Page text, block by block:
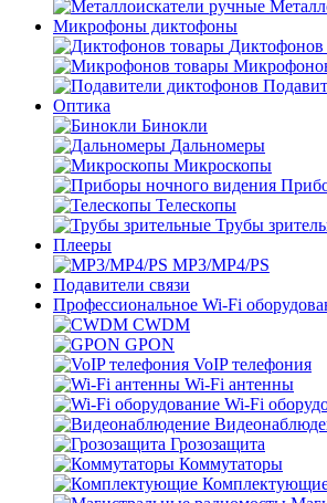
Микрофоны диктофоны
Диктофонов
Оптика
Бинокли
Дальномеры
Микроскопы
Телескопы
Трубы
Плееры
MP3/MP4/PS
Подавители связи
Профессиональное Wi-Fi
CWDM
GPON
VoIP телефония
Wi-Fi антенны
Wi-Fi
Грозозащита
Коммутаторы